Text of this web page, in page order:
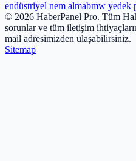
endüstriyel nem almabmw yedek
© 2026 HaberPanel Pro. Tüm
sorunlar ve tüm iletişim
mail adresimizden ulaşabilirsiniz.
Sitemap